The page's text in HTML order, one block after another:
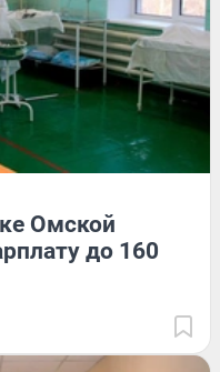
Омской
до 160